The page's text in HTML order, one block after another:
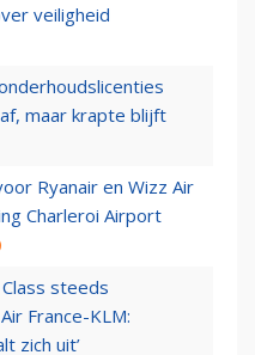
veiligheid
maar krapte blijft
Ryanair en Wizz Air
Charleroi Airport
steeds
France-KLM:
zich uit’